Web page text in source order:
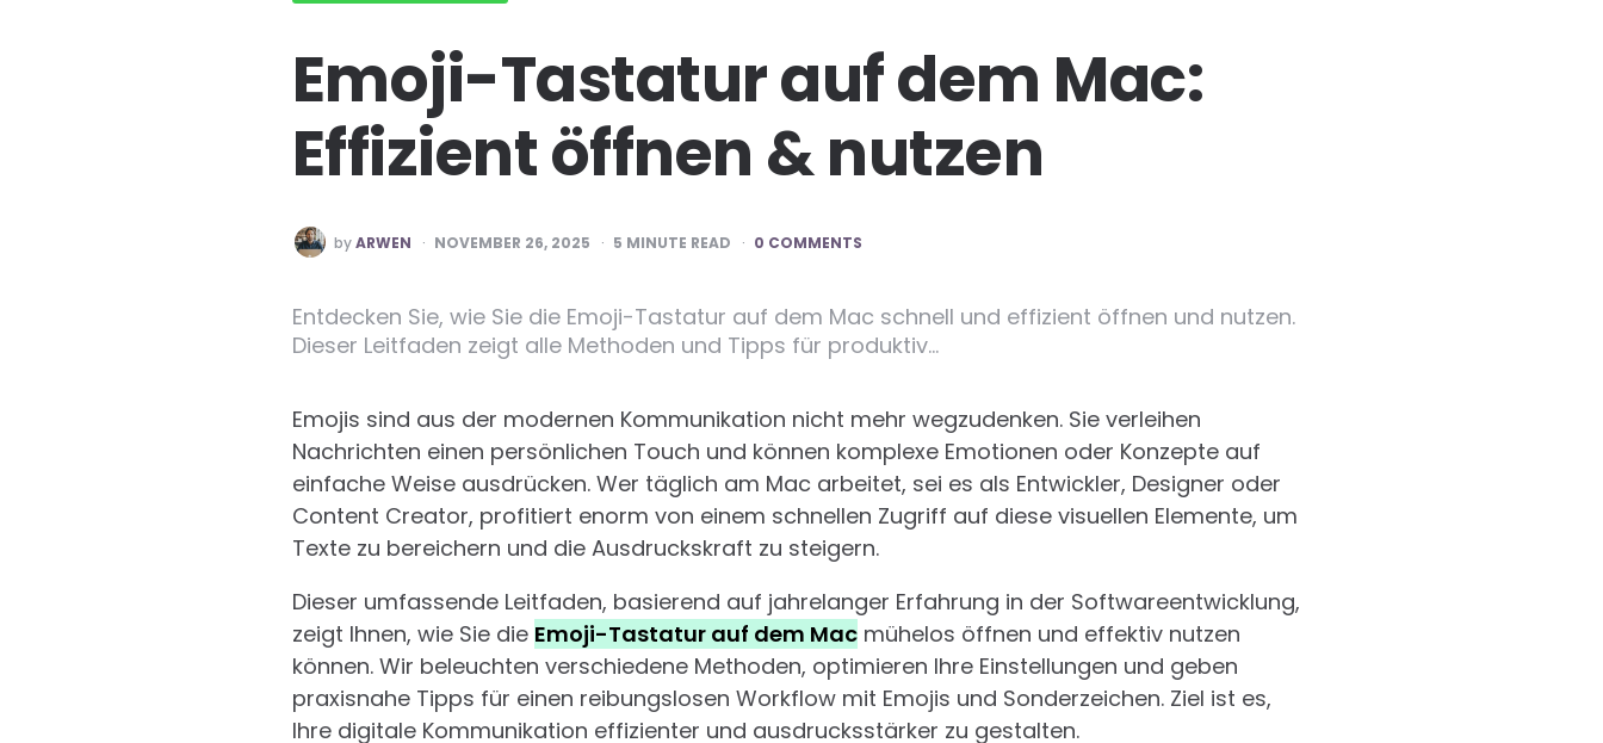
Emoji-Tastatur auf dem Mac:
Effizient öffnen & nutzen
POSTED
BY
by ARWEN NOVEMBER 26, 2025 5 MINUTE READ 0 COMMENTS
Entdecken Sie, wie Sie die Emoji-Tastatur auf dem Mac schnell und effizient öffnen und nutzen.
Dieser Leitfaden zeigt alle Methoden und Tipps für produktiv…
Emojis sind aus der modernen Kommunikation nicht mehr wegzudenken. Sie verleihen
Nachrichten einen persönlichen Touch und können komplexe Emotionen oder Konzepte auf
einfache Weise ausdrücken. Wer täglich am Mac arbeitet, sei es als Entwickler, Designer oder
Content Creator, profitiert enorm von einem schnellen Zugriff auf diese visuellen Elemente, um
Texte zu bereichern und die Ausdruckskraft zu steigern.
Dieser umfassende Leitfaden, basierend auf jahrelanger Erfahrung in der Softwareentwicklung,
zeigt Ihnen, wie Sie die Emoji-Tastatur auf dem Macmühelos öffnen und effektiv nutzen
können. Wir beleuchten verschiedene Methoden, optimieren Ihre Einstellungen und geben
praxisnahe Tipps für einen reibungslosen Workflow mit Emojis und Sonderzeichen. Ziel ist es,
Ihre digitale Kommunikation effizienter und ausdrucksstärker zu gestalten.